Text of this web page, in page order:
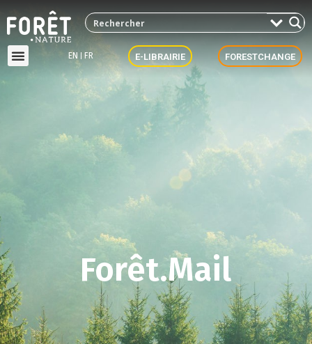
EN FR E-LIBRAIRIE FORESTCHANGE
Forêt.Mail